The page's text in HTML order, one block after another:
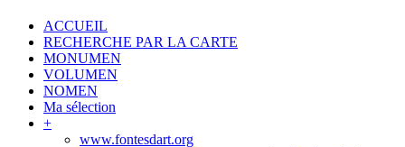
ACCUEIL
RECHERCHE PAR LA CARTE
MONUMEN
VOLUMEN
NOMEN
Ma sélection
+
www.fontesdart.org